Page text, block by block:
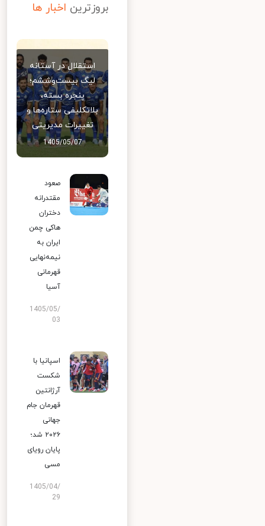
بروزترین اخبار ها
استقلال در آستانه
لیگ بیست‌وششم؛
پنجره بسته،
بلاتکلیفی ستاره‌ها و
تغییرات مدیریتی
1405/05/07
صعود
مقتدرانه
دختران
هاکی چمن
ایران به
نیمه‌نهایی
قهرمانی
آسیا
1405/05/
03
اسپانیا با
شکست
آرژانتین
قهرمان جام
جهانی
۲۰۲۶ شد؛
پایان رویای
مسی
1405/04/
29